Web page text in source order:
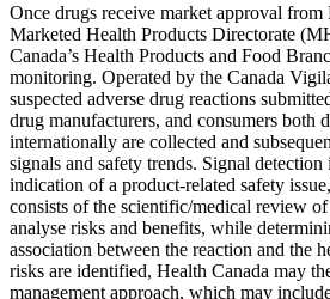
Once drugs receive market approval from
Marketed Health Products Directorate
Canada’s Health Products and Food
monitoring. Operated by the Canada
suspected adverse drug reactions
drug manufacturers, and consumers both
internationally are collected and
signals and safety trends. Signal
indication of a product-related safety
consists of the scientific/medical review
analyse risks and benefits, while
association between the reaction and the
risks are identified, Health Canada may
management approach, which may